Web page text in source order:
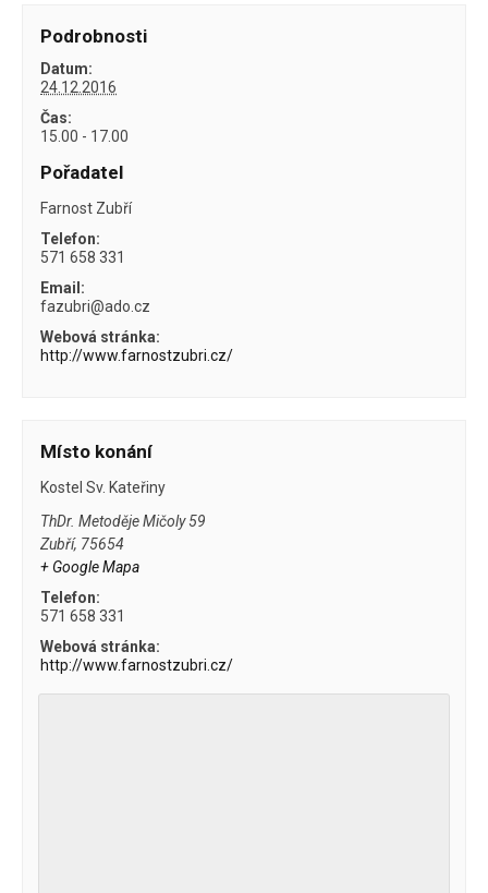
Podrobnosti
Datum:
24.12.2016
Čas:
15.00 - 17.00
Pořadatel
Farnost Zubří
Telefon:
571 658 331
Email:
fazubri@ado.cz
Webová stránka:
http://www.farnostzubri.cz/
Místo konání
Kostel Sv. Kateřiny
ThDr. Metoděje Mičoly 59
Zubří, 75654
+ Google Mapa
Telefon:
571 658 331
Webová stránka:
http://www.farnostzubri.cz/